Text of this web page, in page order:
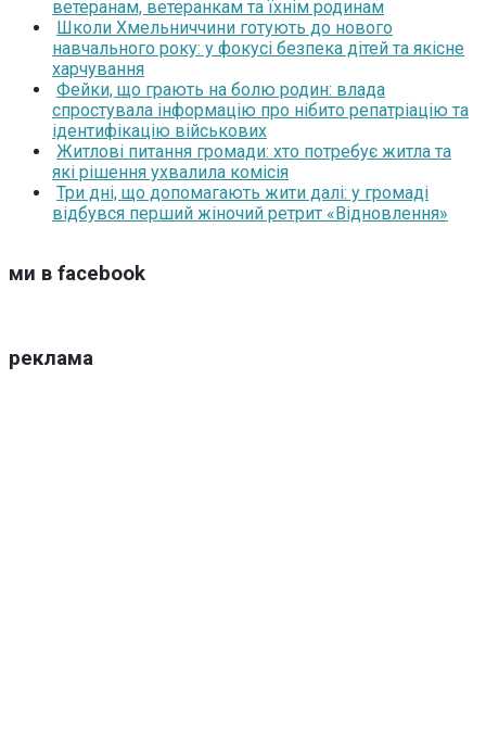
ветеранам, ветеранкам та їхнім родинам
Школи Хмельниччини готують до нового
навчального року: у фокусі безпека дітей та якісне
харчування
Фейки, що грають на болю родин: влада
спростувала інформацію про нібито репатріацію та
ідентифікацію військових
Житлові питання громади: хто потребує житла та
які рішення ухвалила комісія
Три дні, що допомагають жити далі: у громаді
відбувся перший жіночий ретрит «Відновлення»
ми в facebook
реклама